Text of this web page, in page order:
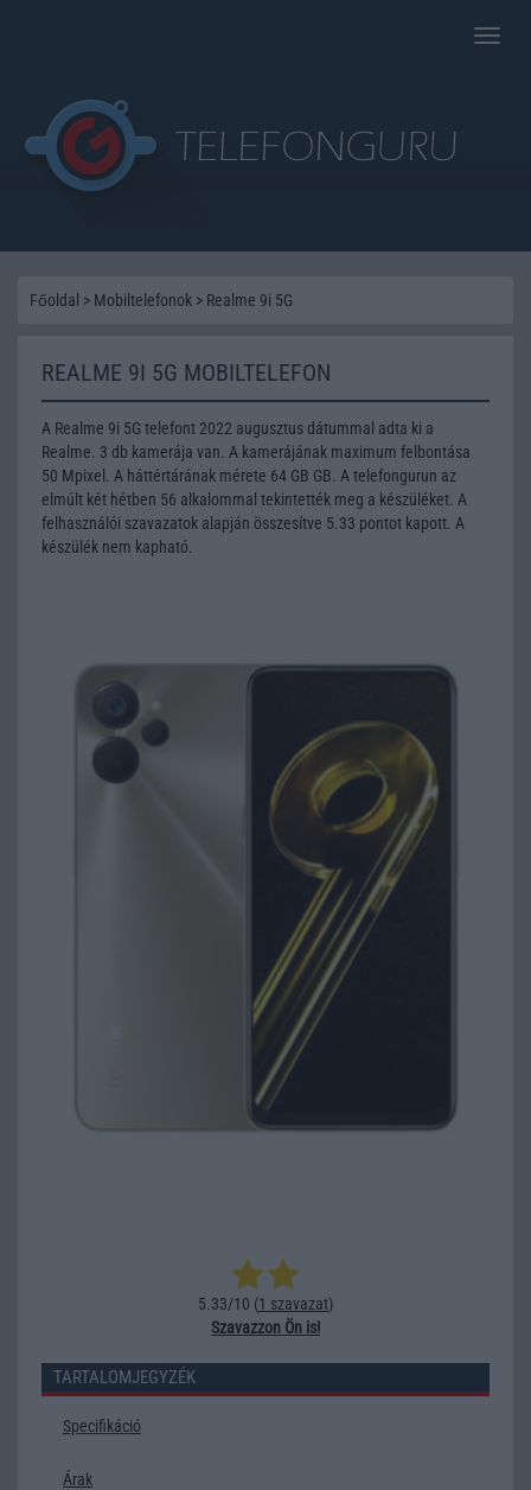
Toggle
Főoldal > Mobiltelefonok > Realme 9i 5G
REALME 9I 5G MOBILTELEFON
A Realme 9i 5G telefont 2022 augusztus dátummal adta ki a
Realme. 3 db kamerája van. A kamerájának maximum felbontása
50 Mpixel. A háttértárának mérete 64 GB GB. A telefongurun az
elmúlt két hétben 56 alkalommal tekintették meg a készüléket. A
felhasználói szavazatok alapján összesítve 5.33 pontot kapott. A
készülék nem kapható.
5.33/10 (1 szavazat)
Szavazzon Ön is!
TARTALOMJEGYZÉK
Specifikáció
Árak